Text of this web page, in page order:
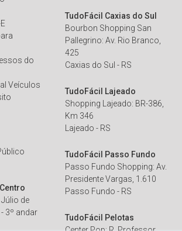
do
Veículos
Júlio de
3º andar
TudoFácil Caxias do Sul
Bourbon Shopping San
Pallegrino: Av. Rio Branco,
425
Caxias do Sul - RS
TudoFácil Lajeado
Shopping Lajeado: BR-386,
Km 346
Lajeado - RS
TudoFácil Passo Fundo
Passo Fundo Shopping: Av.
Presidente Vargas, 1.610
Passo Fundo - RS
TudoFácil Pelotas